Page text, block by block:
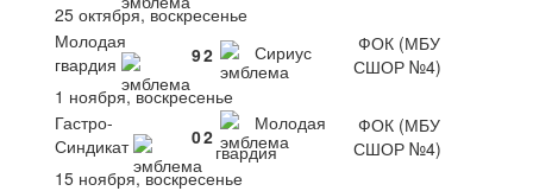
25 октября, воскресенье
Молодая
гвардия
92 Сириус
ФОК (МБУ
СШОР №4)
1 ноября, воскресенье
Гастро-
Синдикат
02
Молодая
гвардия
ФОК (МБУ
СШОР №4)
15 ноября, воскресенье